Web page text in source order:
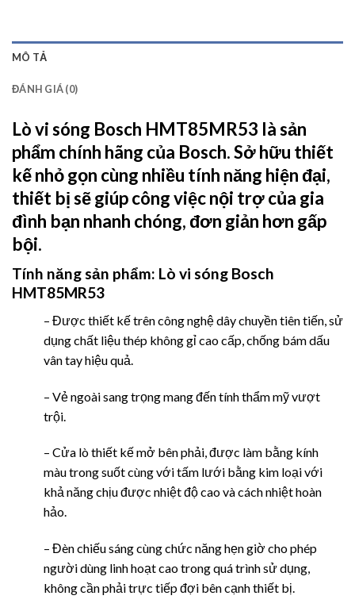
MÔ TẢ
ĐÁNH GIÁ (0)
Lò vi sóng Bosch HMT85MR53 là sản
phẩm chính hãng của Bosch. Sở hữu thiết
kế nhỏ gọn cùng nhiều tính năng hiện đại,
thiết bị sẽ giúp công việc nội trợ của gia
đình bạn nhanh chóng, đơn giản hơn gấp
bội.
Tính năng sản phẩm: Lò vi sóng Bosch
HMT85MR53
– Được thiết kế trên công nghệ dây chuyền tiên tiến, sử
dụng chất liệu thép không gỉ cao cấp, chống bám dấu
vân tay hiệu quả.
– Vẻ ngoài sang trọng mang đến tính thẩm mỹ vượt
trội.
– Cửa lò thiết kế mở bên phải, được làm bằng kính
màu trong suốt cùng với tấm lưới bằng kim loại với
khả năng chịu được nhiệt độ cao và cách nhiệt hoàn
hảo.
– Đèn chiếu sáng cùng chức năng hẹn giờ cho phép
người dùng linh hoạt cao trong quá trình sử dụng,
không cần phải trực tiếp đợi bên cạnh thiết bị.